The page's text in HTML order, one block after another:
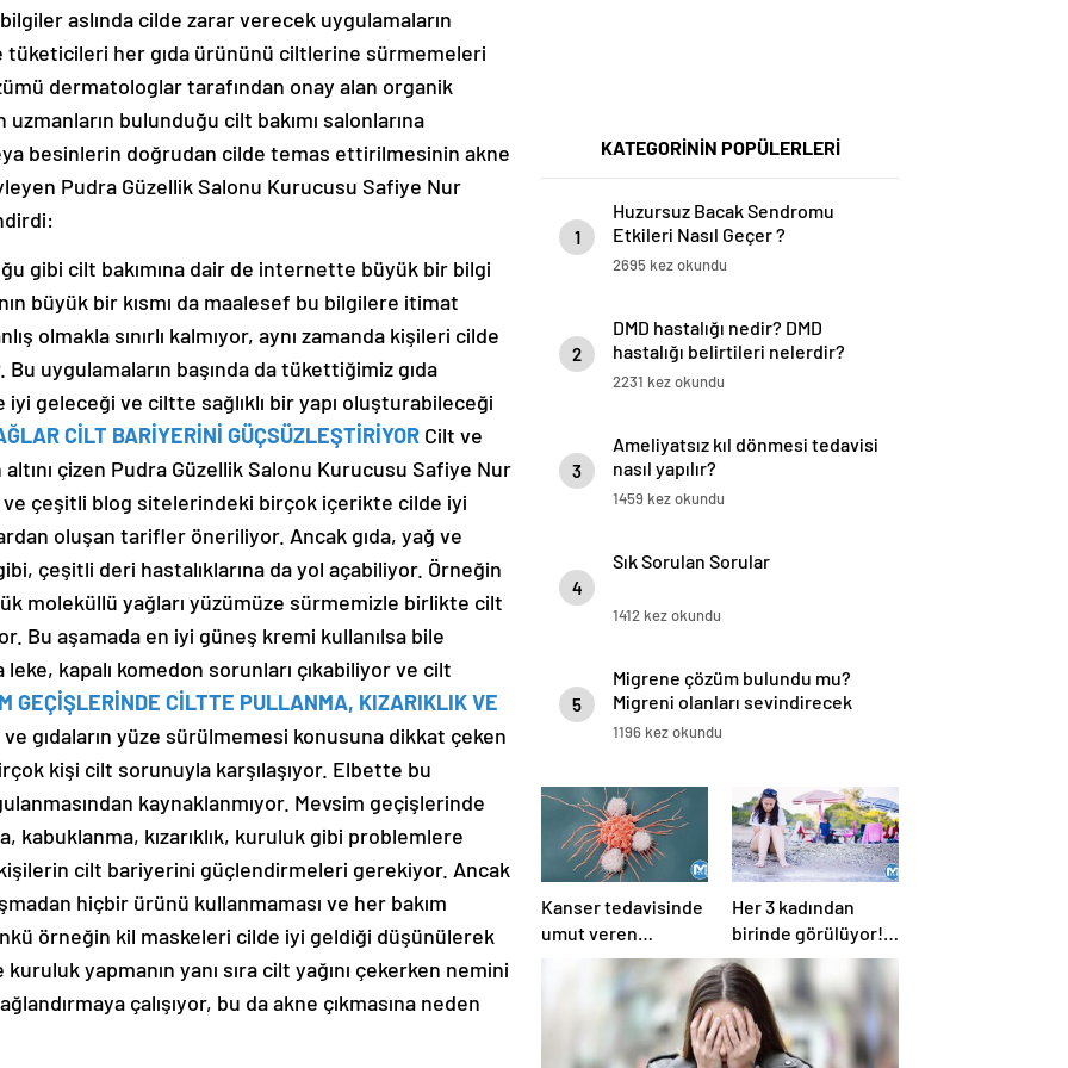
aslında cilde zarar verecek uygulamaların
tüketicileri her gıda ürününü ciltlerine sürmemeleri
dermatologlar tarafından onay alan organik
bulunduğu cilt bakımı salonlarına
besinlerin doğrudan cilde temas ettirilmesinin akne
Pudra Güzellik Salonu Kurucusu Safiye Nur
gibi cilt bakımına dair de internette büyük bir bilgi
büyük bir kısmı da maalesef bu bilgilere itimat
olmakla sınırlı kalmıyor, aynı zamanda kişileri cilde
uygulamaların başında da tükettiğimiz gıda
geleceği ve ciltte sağlıklı bir yapı oluşturabileceği
CİLT BARİYERİNİ GÜÇSÜZLEŞTİRİYOR Cilt ve
altını çizen Pudra Güzellik Salonu Kurucusu Safiye Nur
ve çeşitli blog sitelerindeki birçok içerikte cilde iyi
oluşan tarifler öneriliyor. Ancak gıda, yağ ve
çeşitli deri hastalıklarına da yol açabiliyor. Örneğin
moleküllü yağları yüzümüze sürmemizle birlikte cilt
Bu aşamada en iyi güneş kremi kullanılsa bile
kapalı komedon sorunları çıkabiliyor ve cilt
GEÇİŞLERİNDE CİLTTE PULLANMA, KIZARIKLIK VE
gıdaların yüze sürülmemesi konusuna dikkat çeken
kişi cilt sorunuyla karşılaşıyor. Elbette bu
kaynaklanmıyor. Mevsim geçişlerinde
kabuklanma, kızarıklık, kuruluk gibi problemlere
cilt bariyerini güçlendirmeleri gerekiyor. Ancak
hiçbir ürünü kullanmaması ve her bakım
örneğin kil maskeleri cilde iyi geldiği düşünülerek
yapmanın yanı sıra cilt yağını çekerken nemini
çalışıyor, bu da akne çıkmasına neden
KATEGORİNİN POPÜLERLERİ
1
Huzursuz Bacak Sendromu
Etkileri Nasıl Geçer ?
2695 kez okundu
2
DMD hastalığı nedir? DMD
hastalığı belirtileri nelerdir?
DMD hastalığı tedavisi var mı?
2231 kez okundu
3
Ameliyatsız kıl dönmesi tedavisi
nasıl yapılır?
1459 kez okundu
4
Sık Sorulan Sorular
1412 kez okundu
5
Migrene çözüm bulundu mu?
Migreni olanları sevindirecek
haber
1196 kez okundu
Kanser tedavisinde
umut veren
gelişme: Hedefli
kemoterapi hapı
Her 3 kadından
birinde görülüyor!
’24 saatte
geçmiyorsa doktora
başvurulmalı’